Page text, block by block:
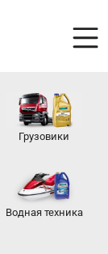
Грузовики
Водная техника